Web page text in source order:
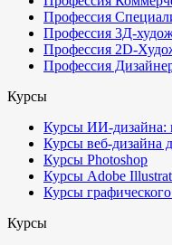
Профессия
Профессия 3Д-
Профессия 2D-
Профессия
Курсы
Курсы ИИ-дизайна:
Курсы веб-дизайна
Курсы Photoshop
Курсы Adobe
Курсы
Курсы